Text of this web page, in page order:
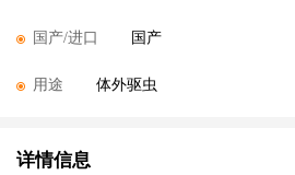
国产/进口 国产
用途 体外驱虫
详情信息